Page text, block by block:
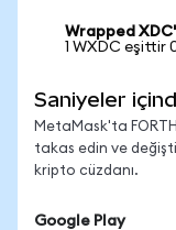
Wrapped
1 WXDC eşittir
Saniyeler
MetaMask'ta
takas edin ve
kripto cüzdanı.
Google Play